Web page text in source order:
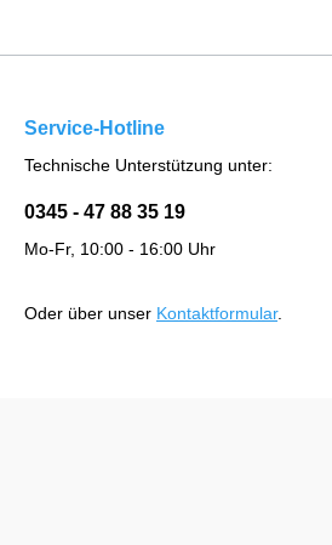
Service-Hotline
Technische Unterstützung unter:
0345 - 47 88 35 19
Mo-Fr, 10:00 - 16:00 Uhr
Oder über unser Kontaktformular.